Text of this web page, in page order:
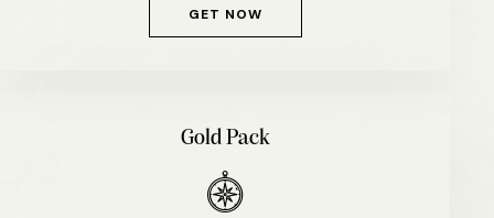
GET NOW
Gold Pack